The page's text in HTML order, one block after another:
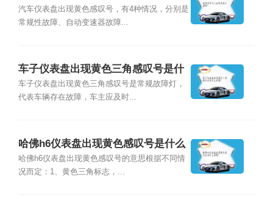
汽车仪表盘出现黄色感叹号，有4种情况，分别是
常规性故障、自动变速器故障...
车子仪表盘出现黄色三角感叹号是什
么意思？
车子仪表盘出现黄色三角感叹号是常规故障灯，
代表车辆存在故障，车主应及时...
哈佛h6仪表盘出现黄色感叹号是什么
意思？
哈佛h6仪表盘出现黄色感叹号的意思根据不同情
况而定：1、黄色三角标志，...